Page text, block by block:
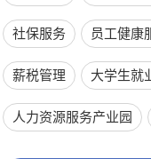
社保服务 员工健康
薪税管理 大学生就
人力资源服务产业园